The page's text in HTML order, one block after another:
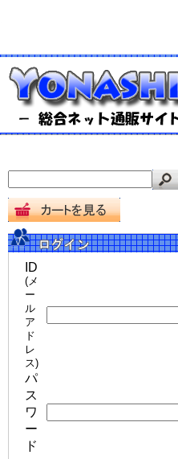
ID
(メ
ー
ル
ア
ド
レ
ス)
パ
ス
ワ
ー
ド